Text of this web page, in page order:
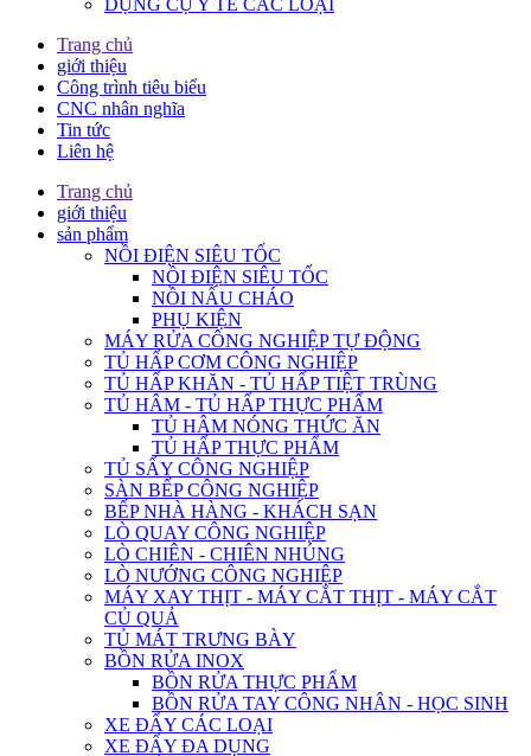
Trang chủ
giới thiệu
Công trình tiêu biểu
CNC nhân nghĩa
Tin tức
Liên hệ
Trang chủ
giới thiệu
sản phẩm
NỒI ĐIỆN SIÊU TỐC
NỒI ĐIỆN SIÊU TỐC
NỒI NẤU CHÁO
PHỤ KIỆN
MÁY RỬA CÔNG NGHIỆP TỰ ĐỘNG
TỦ HẤP CƠM CÔNG NGHIỆP
TỦ HẤP KHĂN - TỦ HẤP TIỆT TRÙNG
TỦ HÂM - TỦ HẤP THỰC PHẨM
TỦ HÂM NÓNG THỨC ĂN
TỦ HẤP THỰC PHẨM
TỦ SẤY CÔNG NGHIỆP
SÀN BẾP CÔNG NGHIỆP
BẾP NHÀ HÀNG - KHÁCH SẠN
LÒ QUAY CÔNG NGHIỆP
LÒ CHIÊN - CHIÊN NHÚNG
LÒ NƯỚNG CÔNG NGHIỆP
MÁY XAY THỊT - MÁY CẮT THỊT - MÁY CẮT
CỦ QUẢ
TỦ MÁT TRƯNG BÀY
BỒN RỬA INOX
BỒN RỬA THỰC PHẨM
BỒN RỬA TAY CÔNG NHÂN - HỌC SINH
XE ĐẨY CÁC LOẠI
XE ĐẨY ĐA DỤNG